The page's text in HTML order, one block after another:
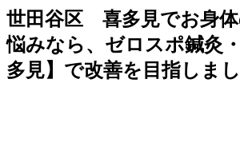
世田谷区 喜多見でお身
悩みなら、ゼロスポ鍼灸
多見】で改善を目指しま